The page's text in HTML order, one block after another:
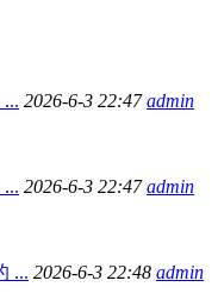
2026-6-3 22:47admin
2026-6-3 22:47admin
... 2026-6-3 22:48 admin